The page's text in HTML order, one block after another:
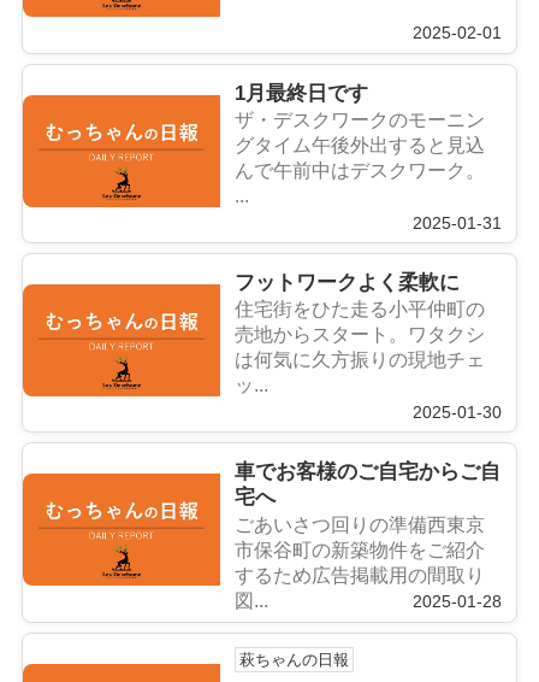
2025-02-01
1月最終日です
ザ・デスクワークのモーニン
グタイム午後外出すると見込
んで午前中はデスクワーク。
...
2025-01-31
フットワークよく柔軟に
住宅街をひた走る小平仲町の
売地からスタート。ワタクシ
は何気に久方振りの現地チェ
ッ...
2025-01-30
車でお客様のご自宅からご自
宅へ
ごあいさつ回りの準備西東京
市保谷町の新築物件をご紹介
するため広告掲載用の間取り
図...
2025-01-28
萩ちゃんの日報